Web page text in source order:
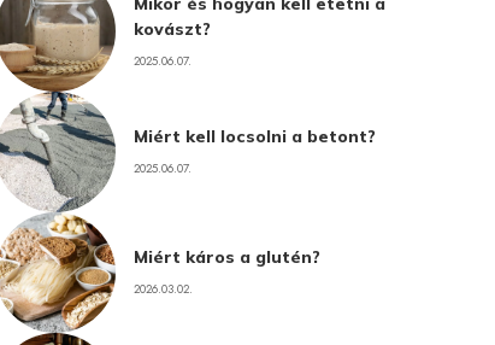
kovászt?
2025.06.07.
Miért kell locsolni a betont?
2025.06.07.
Miért káros a glutén?
2026.03.02.